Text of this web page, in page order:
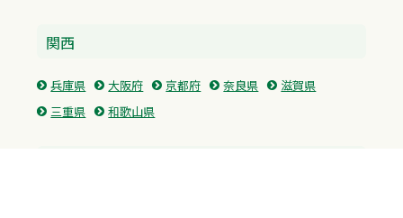
関西
兵庫県 大阪府 京都府 奈良県
滋賀県
三重県
和歌山県